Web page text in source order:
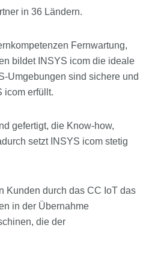
in 36 Ländern.
Fernwartung,
bildet INSYS icom die ideale
Umgebungen sind sichere und
icom erfüllt.
gefertigt, die Know-how,
setzt INSYS icom stetig
Kunden durch das CC IoT das
in der Übernahme
die der